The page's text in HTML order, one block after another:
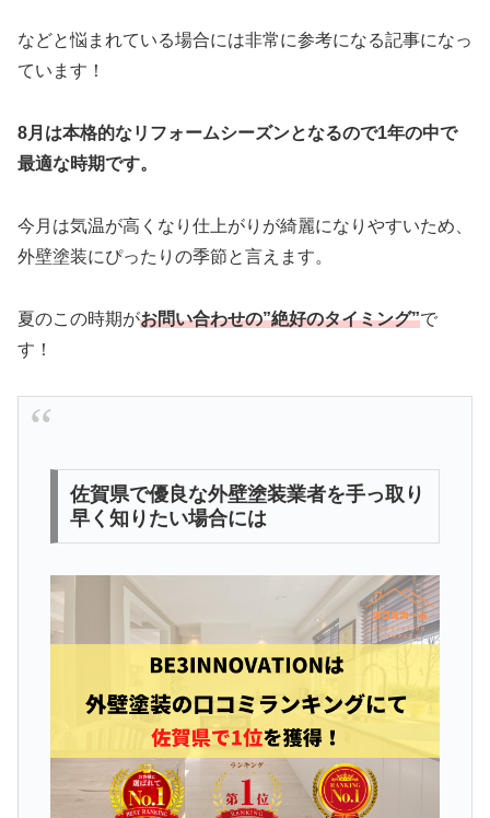
などと悩まれている場合には非常に参考になる記事になっ
ています！
8月は本格的なリフォームシーズンとなるので1年の中で
最適な時期です。
今月は気温が高くなり仕上がりが綺麗になりやすいため、
外壁塗装にぴったりの季節と言えます。
夏のこの時期がお問い合わせの”絶好のタイミング”で
す！
佐賀県で優良な外壁塗装業者を手っ取り
早く知りたい場合には